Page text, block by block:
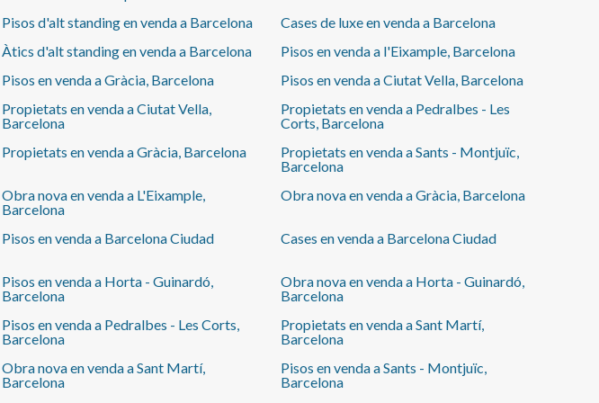
Pisos d'alt standing en venda a Barcelona
Cases de luxe en venda a Barcelona
Àtics d'alt standing en venda a Barcelona
Pisos en venda a l'Eixample, Barcelona
Pisos en venda a Gràcia, Barcelona
Pisos en venda a Ciutat Vella, Barcelona
Propietats en venda a Ciutat Vella,
Barcelona
Propietats en venda a Pedralbes - Les
Corts, Barcelona
Propietats en venda a Gràcia, Barcelona
Propietats en venda a Sants - Montjuïc,
Barcelona
Obra nova en venda a L'Eixample,
Barcelona
Obra nova en venda a Gràcia, Barcelona
Pisos en venda a Barcelona Ciudad Cases en venda a Barcelona Ciudad
Pisos en venda a Horta - Guinardó,
Barcelona
Obra nova en venda a Horta - Guinardó,
Barcelona
Pisos en venda a Pedralbes - Les Corts,
Barcelona
Propietats en venda a Sant Martí,
Barcelona
Obra nova en venda a Sant Martí,
Barcelona
Pisos en venda a Sants - Montjuïc,
Barcelona